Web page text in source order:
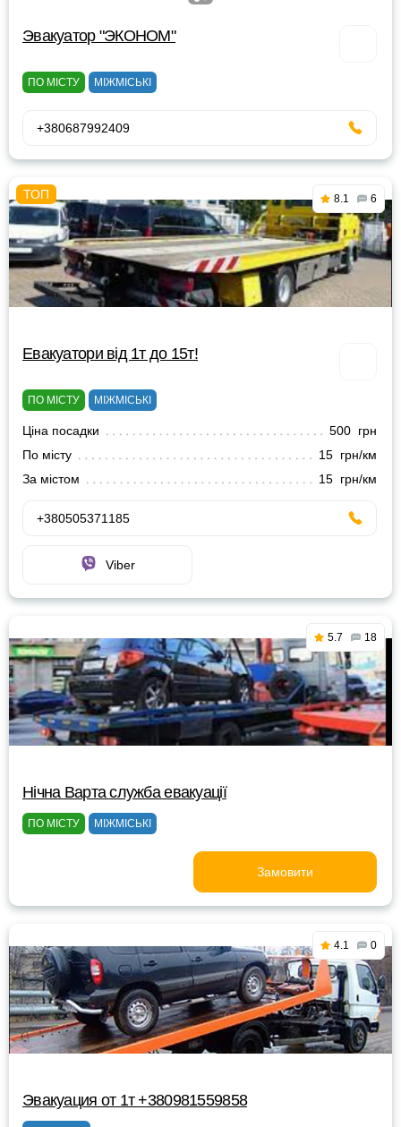
Эвакуатор "ЭКОНОМ"
ПО МІСТУ МІЖМІСЬКІ
+380687992409
8.1 6
Евакуатори від 1т до 15т!
ПО МІСТУ МІЖМІСЬКІ
Ціна посадки
500 грн
По місту
15 грн/км
За містом
15 грн/км
+380505371185
Viber
5.7 18
Нічна Варта служба евакуації
ПО МІСТУ МІЖМІСЬКІ
Замовити
4.1 0
Эвакуация от 1т +380981559858